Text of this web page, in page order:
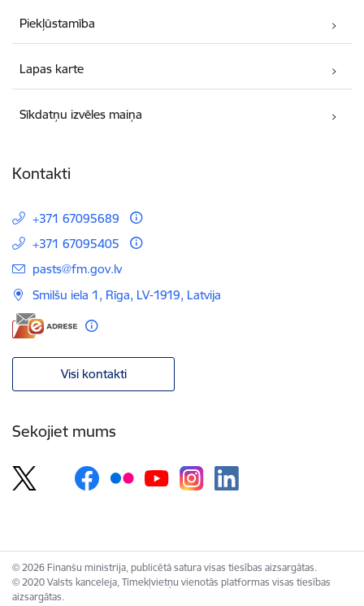
Piekļūstamība
Lapas karte
Sīkdatņu izvēles maiņa
Kontakti
+371 67095689
+371 67095405
E-pasts:
pasts@fm.gov.lv
Smilšu iela 1, Rīga, LV-1919, Latvija
Visi kontakti
Sekojiet mums
© 2026 Finanšu ministrija, publicētā satura visas tiesības aizsargātas.
© 2020 Valsts kanceleja, Tīmekļvietņu vienotās platformas visas tiesības
aizsargātas.